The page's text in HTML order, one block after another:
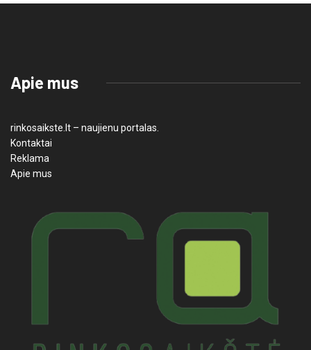
Apie mus
rinkosaikste.lt – naujienu portalas.
Kontaktai
Reklama
Apie mus